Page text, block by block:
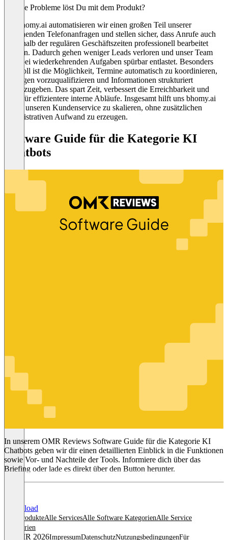
Welche Probleme löst Du mit dem Produkt?
Mit bhomy.ai automatisieren wir einen großen Teil unserer
eingehenden Telefonanfragen und stellen sicher, dass Anrufe auch
außerhalb der regulären Geschäftszeiten professionell bearbeitet
werden. Dadurch gehen weniger Leads verloren und unser Team
wird bei wiederkehrenden Aufgaben spürbar entlastet. Besonders
wertvoll ist die Möglichkeit, Termine automatisch zu koordinieren,
Anfragen vorzuqualifizieren und Informationen strukturiert
weiterzugeben. Das spart Zeit, verbessert die Erreichbarkeit und
sorgt für effizientere interne Abläufe. Insgesamt hilft uns bhomy.ai
dabei, unseren Kundenservice zu skalieren, ohne zusätzlichen
administrativen Aufwand zu erzeugen.
Software Guide für die Kategorie KI
Chatbots
KI Chatbots
In unserem OMR Reviews Software Guide für die Kategorie KI
Chatbots geben wir dir einen detaillierten Einblick in die Funktionen
sowie Vor- und Nachteile der Tools. Informiere dich über das
Briefing oder lade es direkt über den Button herunter.
Download
Alle ProdukteAlle ServicesAlle Software KategorienAlle Service
Kategorien
© OMR 2026ImpressumDatenschutzNutzungsbedingungenFür